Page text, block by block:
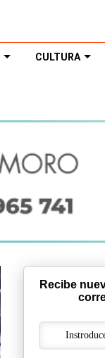
CULTURA
Recibe